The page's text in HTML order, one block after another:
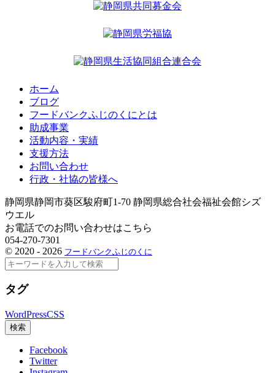
ホーム
ブログ
フードバンクふじのくにとは
助成事業
活動内容・実績
支援方法
お問い合わせ
行政・社協の皆様へ
静岡県静岡市葵区駿府町1-70 静岡県総合社会福祉会館シズ
ウエル
お電話でのお問い合わせはこちら
054-270-7301
© 2020 - 2026 フードバンクふじのくに
検
タグ
WordPressCSS
検索
Facebook
Twitter